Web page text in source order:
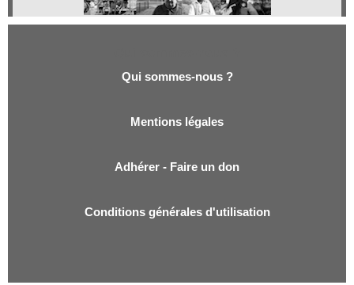
Qui sommes-nous ?
Mentions légales
Adhérer - Faire un don
Conditions générales d'utilisation